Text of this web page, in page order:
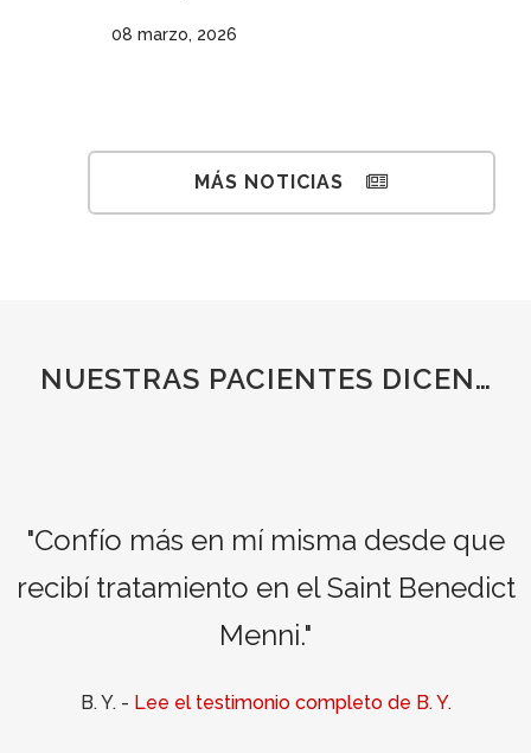
08 marzo, 2026
MÁS NOTICIAS
NUESTRAS PACIENTES DICEN…
más en mí misma desde que
tratamiento en el Saint Benedict
Menni."
-Lee el testimonio completo de B. Y.